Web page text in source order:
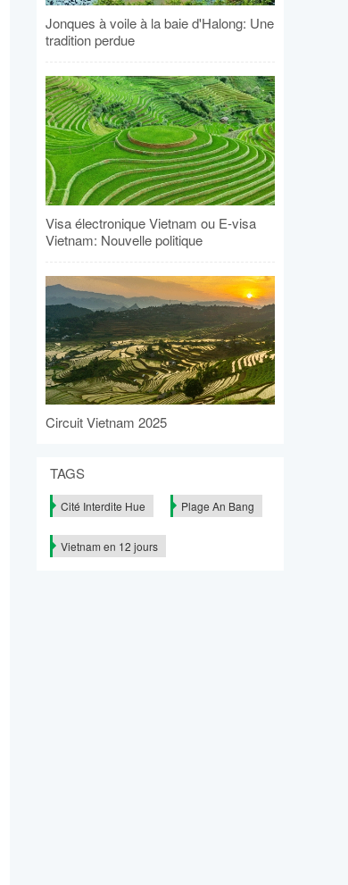
Jonques à voile à la baie d'Halong: Une
tradition perdue
Visa électronique Vietnam ou E-visa
Vietnam: Nouvelle politique
Circuit Vietnam 2025
TAGS
Cité Interdite Hue Plage An Bang
Vietnam en 12 jours